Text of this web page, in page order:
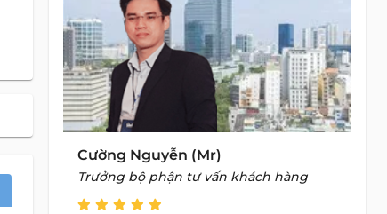
Cường Nguyễn (Mr)
Trưởng bộ phận tư vấn khách hàng